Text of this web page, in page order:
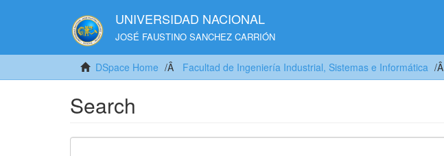
UNIVERSIDAD NACIONAL
JOSÉ FAUSTINO SANCHEZ CARRIÓN
DSpace Home Facultad de Ingeniería Industrial, Sistemas e Informática
Search